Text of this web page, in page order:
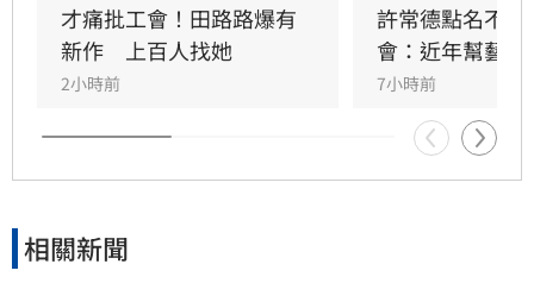
才痛批工會！田路路爆有
新作　上百人找她
2小時前
許常德點名不透
會：近年幫藝人
7小時前
相關新聞